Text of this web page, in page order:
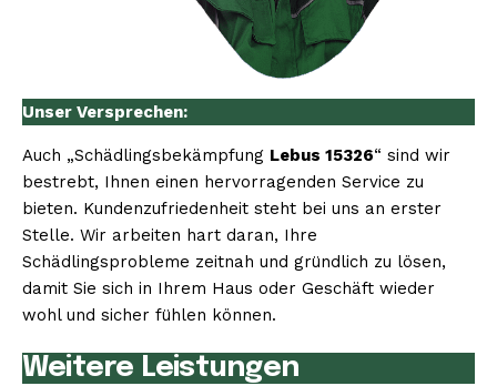
Unser Versprechen:
Auch „Schädlingsbekämpfung Lebus 15326“ sind wir
bestrebt, Ihnen einen hervorragenden Service zu
bieten. Kundenzufriedenheit steht bei uns an erster
Stelle. Wir arbeiten hart daran, Ihre
Schädlingsprobleme zeitnah und gründlich zu lösen,
damit Sie sich in Ihrem Haus oder Geschäft wieder
wohl und sicher fühlen können.
Weitere Leistungen